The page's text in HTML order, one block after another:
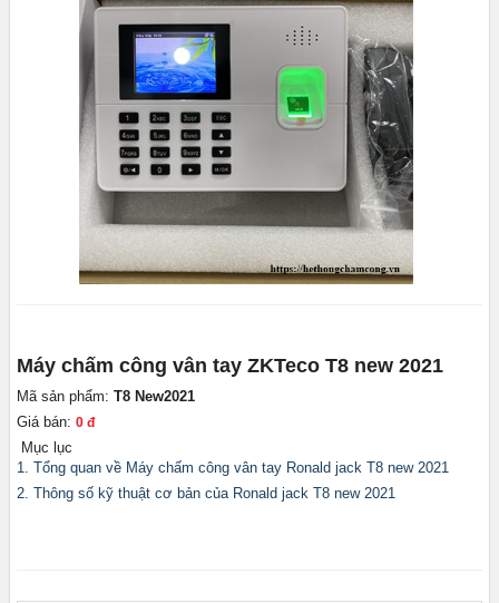
Máy chấm công vân tay ZKTeco T8 new 2021
Mã sản phẩm:T8 New2021
Giá bán:0 đ
Mục lục
1. Tổng quan về Máy chấm công vân tay Ronald jack T8 new 2021
2. Thông số kỹ thuật cơ bản của Ronald jack T8 new 2021